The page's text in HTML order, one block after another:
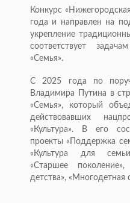
Конкурс
года и направлен на
укрепление
соответствует
«Семья».
С 2025 года по
Владимира Путина в
«Семья», который
действовавших
«Культура». В его
проекты «Поддержка
«Культура для
«Старшее
детства», «Многодетная